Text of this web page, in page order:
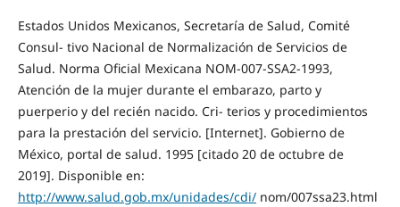
Estados Unidos Mexicanos, Secretaría de Salud, Comité
Consul- tivo Nacional de Normalización de Servicios de
Salud. Norma Oficial Mexicana NOM-007-SSA2-1993,
Atención de la mujer durante el embarazo, parto y
puerperio y del recién nacido. Cri- terios y procedimientos
para la prestación del servicio. [Internet]. Gobierno de
México, portal de salud. 1995 [citado 20 de octubre de
2019]. Disponible en:
http://www.salud.gob.mx/unidades/cdi/nom/007ssa23.html